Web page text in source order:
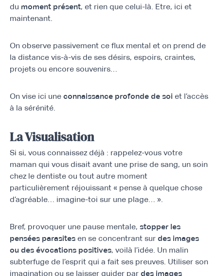
du moment présent, et rien que celui-là. Etre, ici et
maintenant.
On observe passivement ce flux mental et on prend de
la distance vis-à-vis de ses désirs, espoirs, craintes,
projets ou encore souvenirs…
On vise ici une connaissance profonde de soi et l’accès
à la sérénité.
La Visualisation
Si si, vous connaissez déjà : rappelez-vous votre
maman qui vous disait avant une prise de sang, un soin
chez le dentiste ou tout autre moment
particulièrement réjouissant « pense à quelque chose
d’agréable… imagine-toi sur une plage… ».
Bref, provoquer une pause mentale, stopper les
pensées parasites en se concentrant sur des images
ou des évocations positives, voilà l’idée. Un malin
subterfuge de l’esprit qui a fait ses preuves. Utiliser son
imagination ou se laisser guider par des images